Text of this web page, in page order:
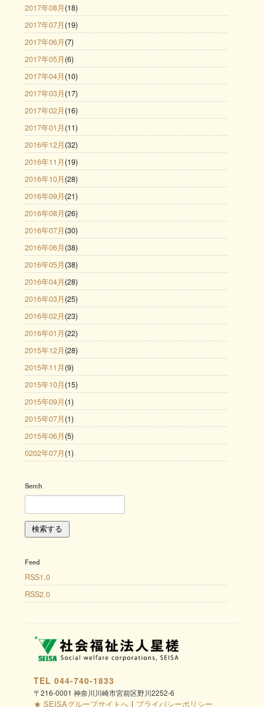
2017年08月 (18)
2017年07月 (19)
2017年06月 (7)
2017年05月 (6)
2017年04月 (10)
2017年03月 (17)
2017年02月 (16)
2017年01月 (11)
2016年12月 (32)
2016年11月 (19)
2016年10月 (28)
2016年09月 (21)
2016年08月 (26)
2016年07月 (30)
2016年06月 (38)
2016年05月 (38)
2016年04月 (28)
2016年03月 (25)
2016年02月 (23)
2016年01月 (22)
2015年12月 (28)
2015年11月 (9)
2015年10月 (15)
2015年09月 (1)
2015年07月 (1)
2015年06月 (5)
0202年07月 (1)
Serch
Feed
RSS1.0
RSS2.0
TEL 044-740-1833
〒216-0001 神奈川川崎市宮前区野川2252-6
★ SEISAグループサイトへ｜ プライバシーポリシー